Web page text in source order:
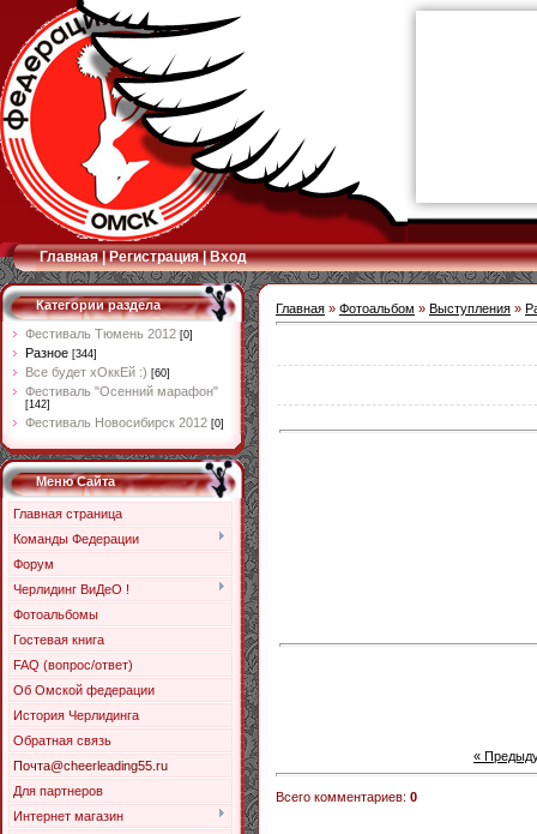
Главная|Регистрация|Вход
Категории раздела
Фестиваль Тюмень 2012 [0]
Разное [344]
Все будет хОккЕй :) [60]
Фестиваль "Осенний марафон"
[142]
Фестиваль Новосибирск 2012 [0]
Меню Сайта
Главная страница
Команды Федерации
Форум
Черлидинг ВиДеО !
Фотоальбомы
Гостевая книга
FAQ (вопрос/ответ)
Об Омской федерации
История Черлидинга
Обратная связь
Почта@cheerleading55.ru
Для партнеров
Интернет магазин
Главная » Фотоальбом » Выступления »
«
Всего комментариев: 0